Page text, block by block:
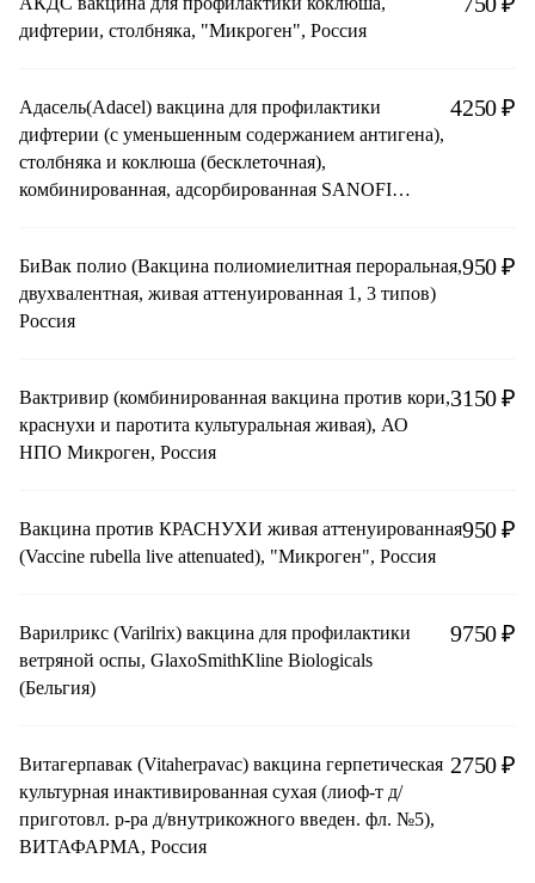
дифтерии, столбняка, "Микроген", Россия
Адасель(Adacel) вакцина для профилактики
дифтерии (с уменьшенным содержанием антигена),
столбняка и коклюша (бесклеточная),
комбинированная, адсорбированная SANOFI
4250 ₽
БиВак полио (Вакцина полиомиелитная пероральная,
двухвалентная, живая аттенуированная 1, 3 типов)
Россия
950 ₽
Вактривир (комбинированная вакцина против кори,
краснухи и паротита культуральная живая), АО
НПО Микроген, Россия
3150 ₽
Вакцина против КРАСНУХИ живая аттенуированная
(Vaccine rubella live attenuated), "Микроген", Россия
950 ₽
Варилрикс (Varilrix) вакцина для профилактики
ветряной оспы, GlaxoSmithKline Biologicals
(Бельгия)
9750 ₽
Витагерпавак (Vitaherpavac) вакцина герпетическая
культурная инактивированная сухая (лиоф-т д/
приготовл. р-ра д/внутрикожного введен. фл. №5),
ВИТАФАРМА, Россия
2750 ₽